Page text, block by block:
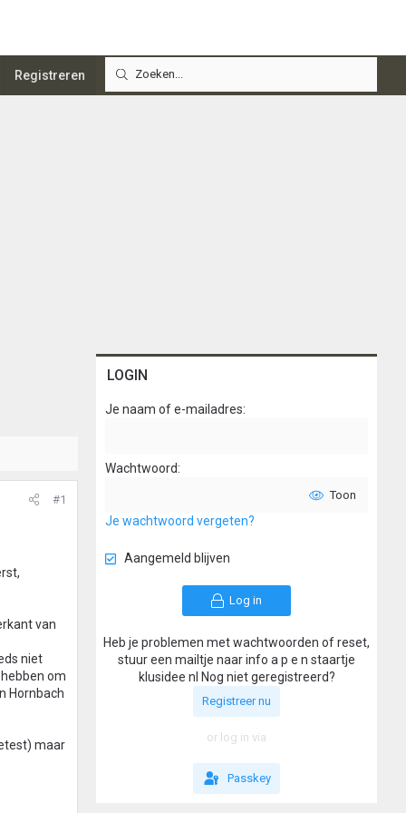
Registreren
#1
van
niet
om
Hornbach
maar
LOGIN
Je naam of e-mailadres
Wachtwoord
Toon
Je wachtwoord vergeten?
Aangemeld blijven
Log in
Heb je problemen met wachtwoorden of reset,
stuur een mailtje naar info a p e n staartje
klusidee nl Nog niet geregistreerd?
Registreer nu
or log in via
Passkey